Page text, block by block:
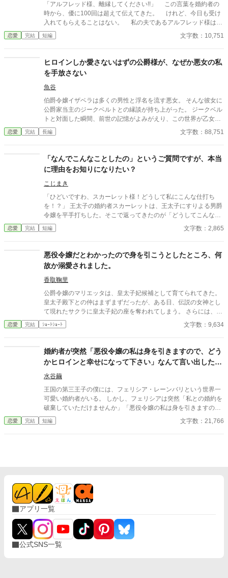
「アルフレッド様、離縁してください!!」 この言葉を婚約者の
時から、優に100回は超えて伝えてきた。 けれど、今日も受け
入れてもらえることはない。 私の夫であるアルフレッド様は、
前世から大好きな私の最推しだ。 推しの幸せが私の幸せ。 本当
なら私が幸せにしたかった。 けれど、残念ながら悪役令嬢だっ
のエンディングを迎えてしまったけれど、現実はその先も続いて
いて、ヒロインちゃんがまだ結婚をしていない今なら、十二分に
割り込むチャンスがあるはずだ。 アルフレッド様がその気にさ
えなれば、逆転以外あり得ない。 その時のためにも、私と離縁
する必要がある。 アルフレッド様の幸せのために、絶対に離縁
してみせるんだから!! 推しである夫が大好きすぎる元悪役令嬢
のカタリナと、妻を愛しているのにまったく伝わっていないアル
フレッドのラブコメです。 全4話＋番外編が１話となっておりま
す。 ※苦手な方は、ブラウザバックを推奨しております。
恋愛 完結 短編 文字数：10,751
ヒロインしか愛さないはずの公爵様が、なぜか悪女の私
を手放さない
魚谷
伯爵令嬢イザベラは多くの男性と浮名を流す悪女。 そんな彼女に
公爵家当主のジークベルトとの縁談が持ち上がった。 ジークベル
トと対面した瞬間、前世の記憶がよみがえり、この世界が乙女ゲ
ームであることを自覚する。 イザベラは、主要攻略キャラのジー
クベルトの裏の顔を知ってしまったがために、冒頭で殺されてし
たイザベラは最弱魔法と言われる付与魔法と前世の知識を頼りに
便利グッズを発明し、離婚にそなえて資金を確保する。 いよいよ
ジークベルトが、乙女ゲームのヒロインと出会う。 離婚を切り出
されることを待っていたイザベラだったが、ジークベルトは平然
としていて。 「どうして俺がお前以外の女を愛さなければならな
いんだ？」 予想外の溺愛が始まってしまう！ （世界の平和のため
にも）ヒロインに惚れてください、公爵様！！
恋愛 完結 長編 文字数：88,751
「なんでこんなことしたの」というご質問ですが、本当
に理由をお知りになりたい？
こじまき
「ひどいですわ、スカーレット様！どうして私にこんな仕打ち
を！？」 王太子の婚約者スカーレットは、王太子にすりよる男爵
令嬢を平手打ちした。そこで返ってきたのが「どうしてこんなこ
とを」という質問である。 わからないなら、丁寧にご説明して差
し上げるわ。でも、本当に大丈夫かしら。 ――全部説明された
恋愛 完結 短編 文字数：2,865
悪役令嬢だとわかったので身を引こうとしたところ、何
故か溺愛されました。
香取鞠里
公爵令嬢のマリエッタは、皇太子妃候補として育てられてきた。
皇太子殿下との仲はまずまずだったが、ある日、伝説の女神とし
て現れたサクラに皇太子妃の座を奪われてしまう。 さらには、サ
クラの陰謀により、マリエッタは反逆罪により国外追放されて、
のたれ死んでしまう。 しかし、死んだと思っていたのに、気づけ
は避けなければと別の行き方を探るが、なぜか殿下に一度目の人
生の時以上に溺愛されてしまい……！？
恋愛 完結 ｼｮｰﾄｼｮｰﾄ 文字数：9,634
婚約者が突然「悪役令嬢の私は身を引きますので、どう
かヒロインと幸せになって下さい」なんて言い出したけ
れど、絶対に逃がさない
水谷繭
王国の第三王子の僕には、フェリシア・レーンバリという世界一
可愛い婚約者がいる。 しかし、フェリシアは突然「私との婚約を
破棄していただけませんか」「悪役令嬢の私は身を引きますの
で、どうかヒロインと幸せになって下さい」なんて言い出した。
彼女の話によると、ここは乙女ゲームの世界で、僕はこれから転
ストからお借りしました ◆2021/3/23完結 ◆小説家になろうにも
掲載しております
恋愛 完結 短編 文字数：21,766
アプリ一覧
公式SNS一覧